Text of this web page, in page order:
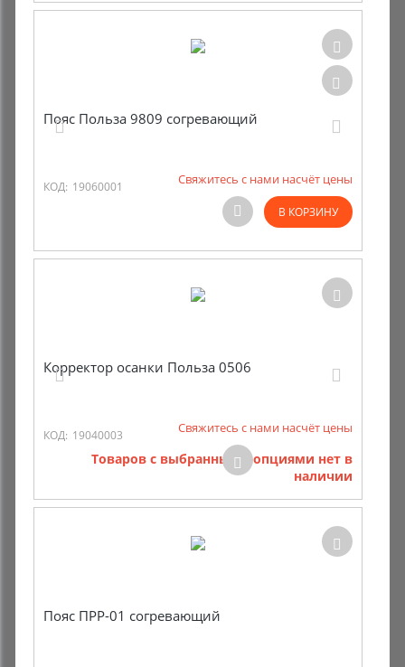
Пояс Польза 9809 согревающий
КОД: 19060001 Свяжитесь с нами насчёт цены
В КОРЗИНУ
Корректор осанки Польза 0506
КОД: 19040003 Свяжитесь с нами насчёт цены
Товаров с выбранными опциями нет в
наличии
Пояс ПРР-01 согревающий